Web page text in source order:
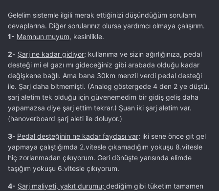
Gelelim sistemle ilgili merak ettiğinizi düşündüğüm soruların
cevaplarına. Diğer sorularınız olursa yardımcı olmaya çalışırım.
1- Memnun muyum, kesinlikle.
2- Şarj ne kadar gidiyor; kullanıma ve sizin ağırlığınıza, pedal
desteği mi el gazı mı gideceğiniz gibi arabada olduğu kadar
değişkene bağlı. Ama bana 30km menzil verdi pedal desteği
ile. Şarj daha bitmemişti. (Analog göstergede 4 den 2 ye düştü,
şarj aletim tek olduğu için güvenemedim bir gidiş geliş daha
yapamazsa diye şarj ettim tekrar.) Şuan iki şarj aletim var.
(hanoverboard şarj aleti ile doluyor.)
3- Pedal desteğinin ne kadar faydası var; iki sene önce git gel
yapmaya çalıştığımda 2.vitesle çıkamadığım yokuşu 8.vitesle
hiç zorlanmadan çıkıyorum. Geri dönüşte yarısında elimde
taşığım yokuşu 6.vitesle çıkıyorum.
4- Şarj maliyeti, yakıt durumu; dediğim gibi tüketim tamamen